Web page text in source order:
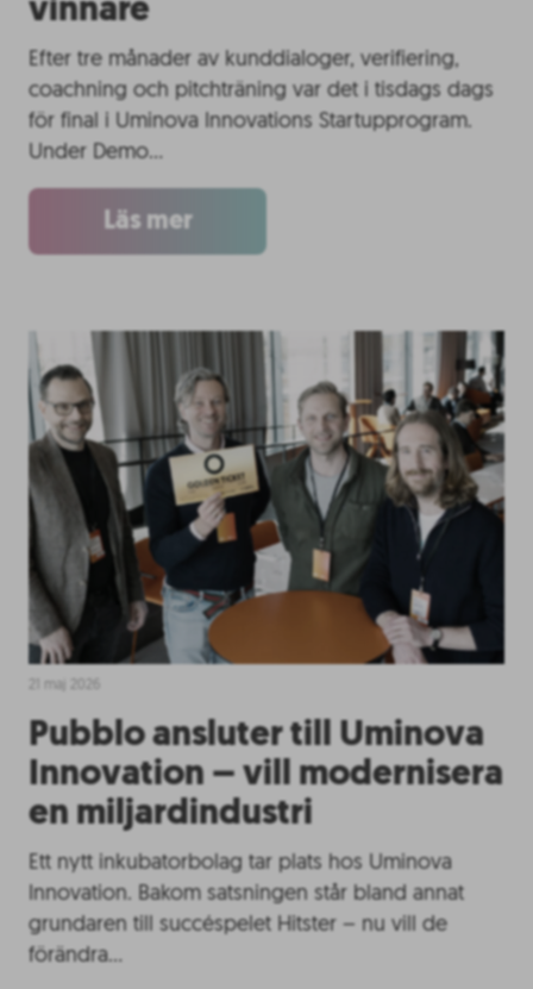
vinnare
Efter tre månader av kunddialoger, verifiering,
coachning och pitchträning var det i tisdags dags
för final i Uminova Innovations Startupprogram.
Under Demo…
Läs mer
Pubblo ansluter till Uminova
Innovation – vill modernisera
en miljardindustri
Ett nytt inkubatorbolag tar plats hos Uminova
Innovation. Bakom satsningen står bland annat
grundaren till succéspelet Hitster – nu vill de
förändra…